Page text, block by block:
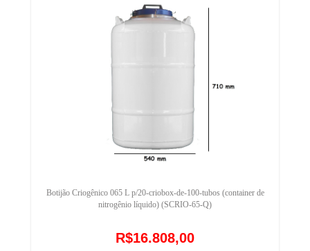
Botijão Criogênico 065 L p/20-criobox-de-100-tubos (container de
nitrogênio líquido) (SCRIO-65-Q)
R$16.808,00